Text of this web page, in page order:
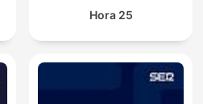
Hora 25